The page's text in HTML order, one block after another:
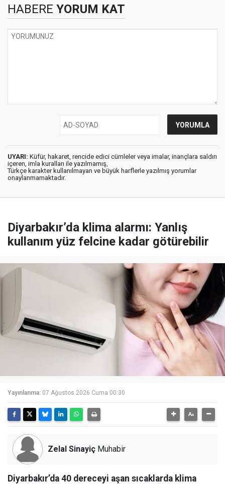
HABERE YORUM KAT
UYARI: Küfür, hakaret, rencide edici cümleler veya imalar, inançlara saldırı
içeren, imla kuralları ile yazılmamış,
Türkçe karakter kullanılmayan ve büyük harflerle yazılmış yorumlar
onaylanmamaktadır.
Diyarbakır’da klima alarmı: Yanlış
kullanım yüz felcine kadar götürebilir
Yayınlanma: 07 Ağustos 2026 Cuma 00:30
Zelal Sinayiç Muhabir
Diyarbakır’da 40 dereceyi aşan sıcaklarda klima